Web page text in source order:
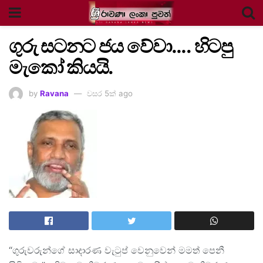
ගුරු සටනට ජය වේවා…. හිටපු
මැකෝ කියයි.
by Ravana වසර 5ක් ago
“ගුරුවරුන්ගේ සාදාරණ වැටුප් වෙනුවෙන් මමත් පෙනී